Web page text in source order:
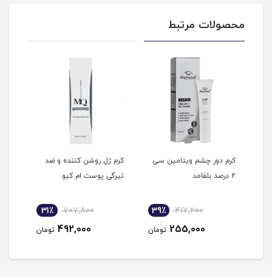
محصولات مرتبط
کرم دور چشم ویتامین سی
2 درصد بلفامد
417,200 39٪
255,000 تومان
کرم ژل روشن کننده و ضد
تیرگی پوست ام کیو
707,800 31٪
492,000 تومان